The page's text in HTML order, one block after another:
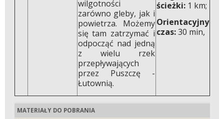
wilgotności
zarówno gleby, jak i
powietrza. Możemy
się tam zatrzymać i
odpocząć nad jedną
z wielu rzek
przepływających
przez Puszczę -
Łutownią.
ścieżki:1 km;
Orientacyjny
czas:30 min,
MATERIAŁY DO POBRANIA